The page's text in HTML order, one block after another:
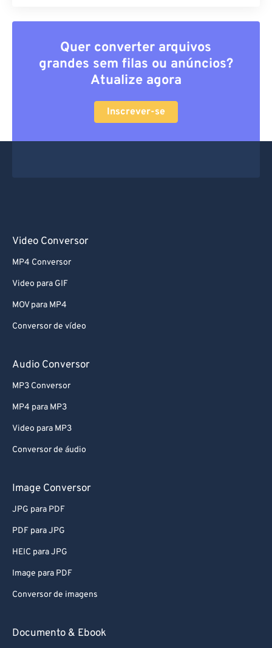
Quer converter arquivos
grandes sem filas ou anúncios?
Atualize agora
Inscrever-se
Video Conversor
MP4 Conversor
Video para GIF
MOV para MP4
Conversor de vídeo
Audio Conversor
MP3 Conversor
MP4 para MP3
Video para MP3
Conversor de áudio
Image Conversor
JPG para PDF
PDF para JPG
HEIC para JPG
Image para PDF
Conversor de imagens
Documento & Ebook